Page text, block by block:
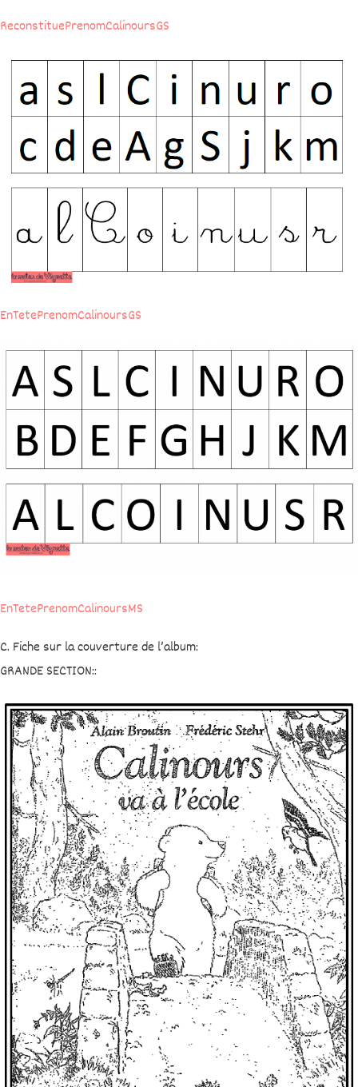
ReconstituePrenomCalinoursGS
EnTetePrenomCalinoursGS
EnTetePrenomCalinoursMS
C. Fiche sur la couverture de l’album:
GRANDE SECTION::